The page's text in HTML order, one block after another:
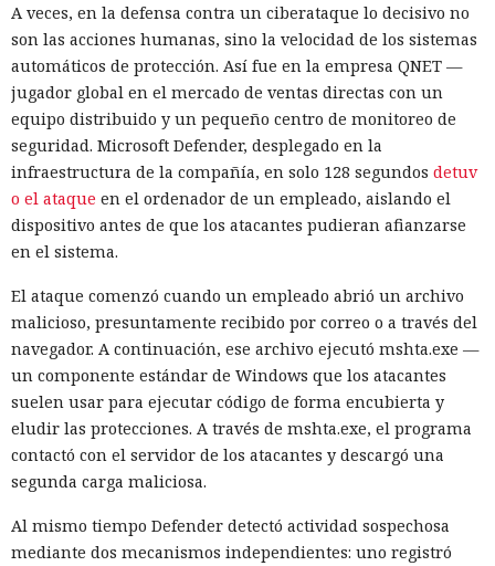
A veces, en la defensa contra un ciberataque lo decisivo no
son las acciones humanas, sino la velocidad de los sistemas
automáticos de protección. Así fue en la empresa QNET —
jugador global en el mercado de ventas directas con un
equipo distribuido y un pequeño centro de monitoreo de
seguridad. Microsoft Defender, desplegado en la
infraestructura de la compañía, en solo 128 segundos detuv
o el ataque en el ordenador de un empleado, aislando el
dispositivo antes de que los atacantes pudieran afianzarse
en el sistema.
El ataque comenzó cuando un empleado abrió un archivo
malicioso, presuntamente recibido por correo o a través del
navegador. A continuación, ese archivo ejecutó mshta.exe —
un componente estándar de Windows que los atacantes
suelen usar para ejecutar código de forma encubierta y
eludir las protecciones. A través de mshta.exe, el programa
contactó con el servidor de los atacantes y descargó una
segunda carga maliciosa.
Al mismo tiempo Defender detectó actividad sospechosa
mediante dos mecanismos independientes: uno registró